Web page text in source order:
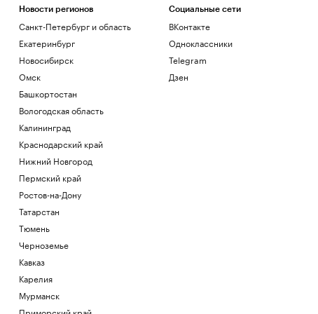
Новости регионов
Санкт-Петербург и область
Екатеринбург
Новосибирск
Омск
Башкортостан
Вологодская область
Калининград
Краснодарский край
Нижний Новгород
Пермский край
Ростов-на-Дону
Татарстан
Тюмень
Черноземье
Кавказ
Карелия
Мурманск
Социальные сети
ВКонтакте
Одноклассники
Telegram
Дзен